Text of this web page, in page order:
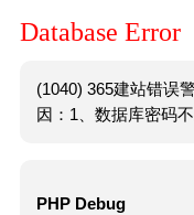
Database Error
(1040) 365建站错误
因：1、数据库密码
PHP Debug